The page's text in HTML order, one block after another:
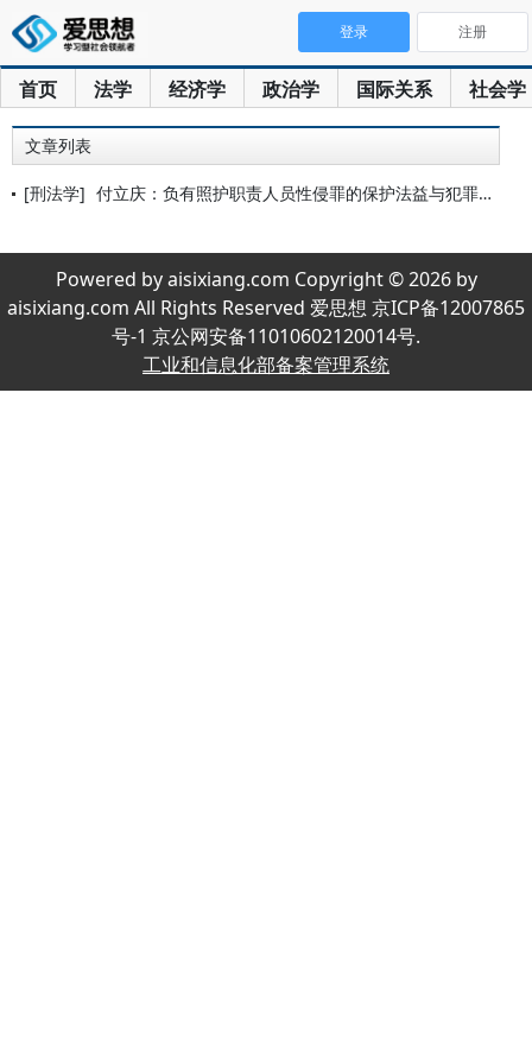
首页 法学 经济学 政治学 国际关系 社会学
登录 注册
文章列表
[刑法学] 付立庆：负有照护职责人员性侵罪的保护法益与犯罪类型
Powered by aisixiang.com Copyright © 2026 by
aisixiang.com All Rights Reserved 爱思想 京ICP备12007865
号-1 京公网安备11010602120014号.
工业和信息化部备案管理系统